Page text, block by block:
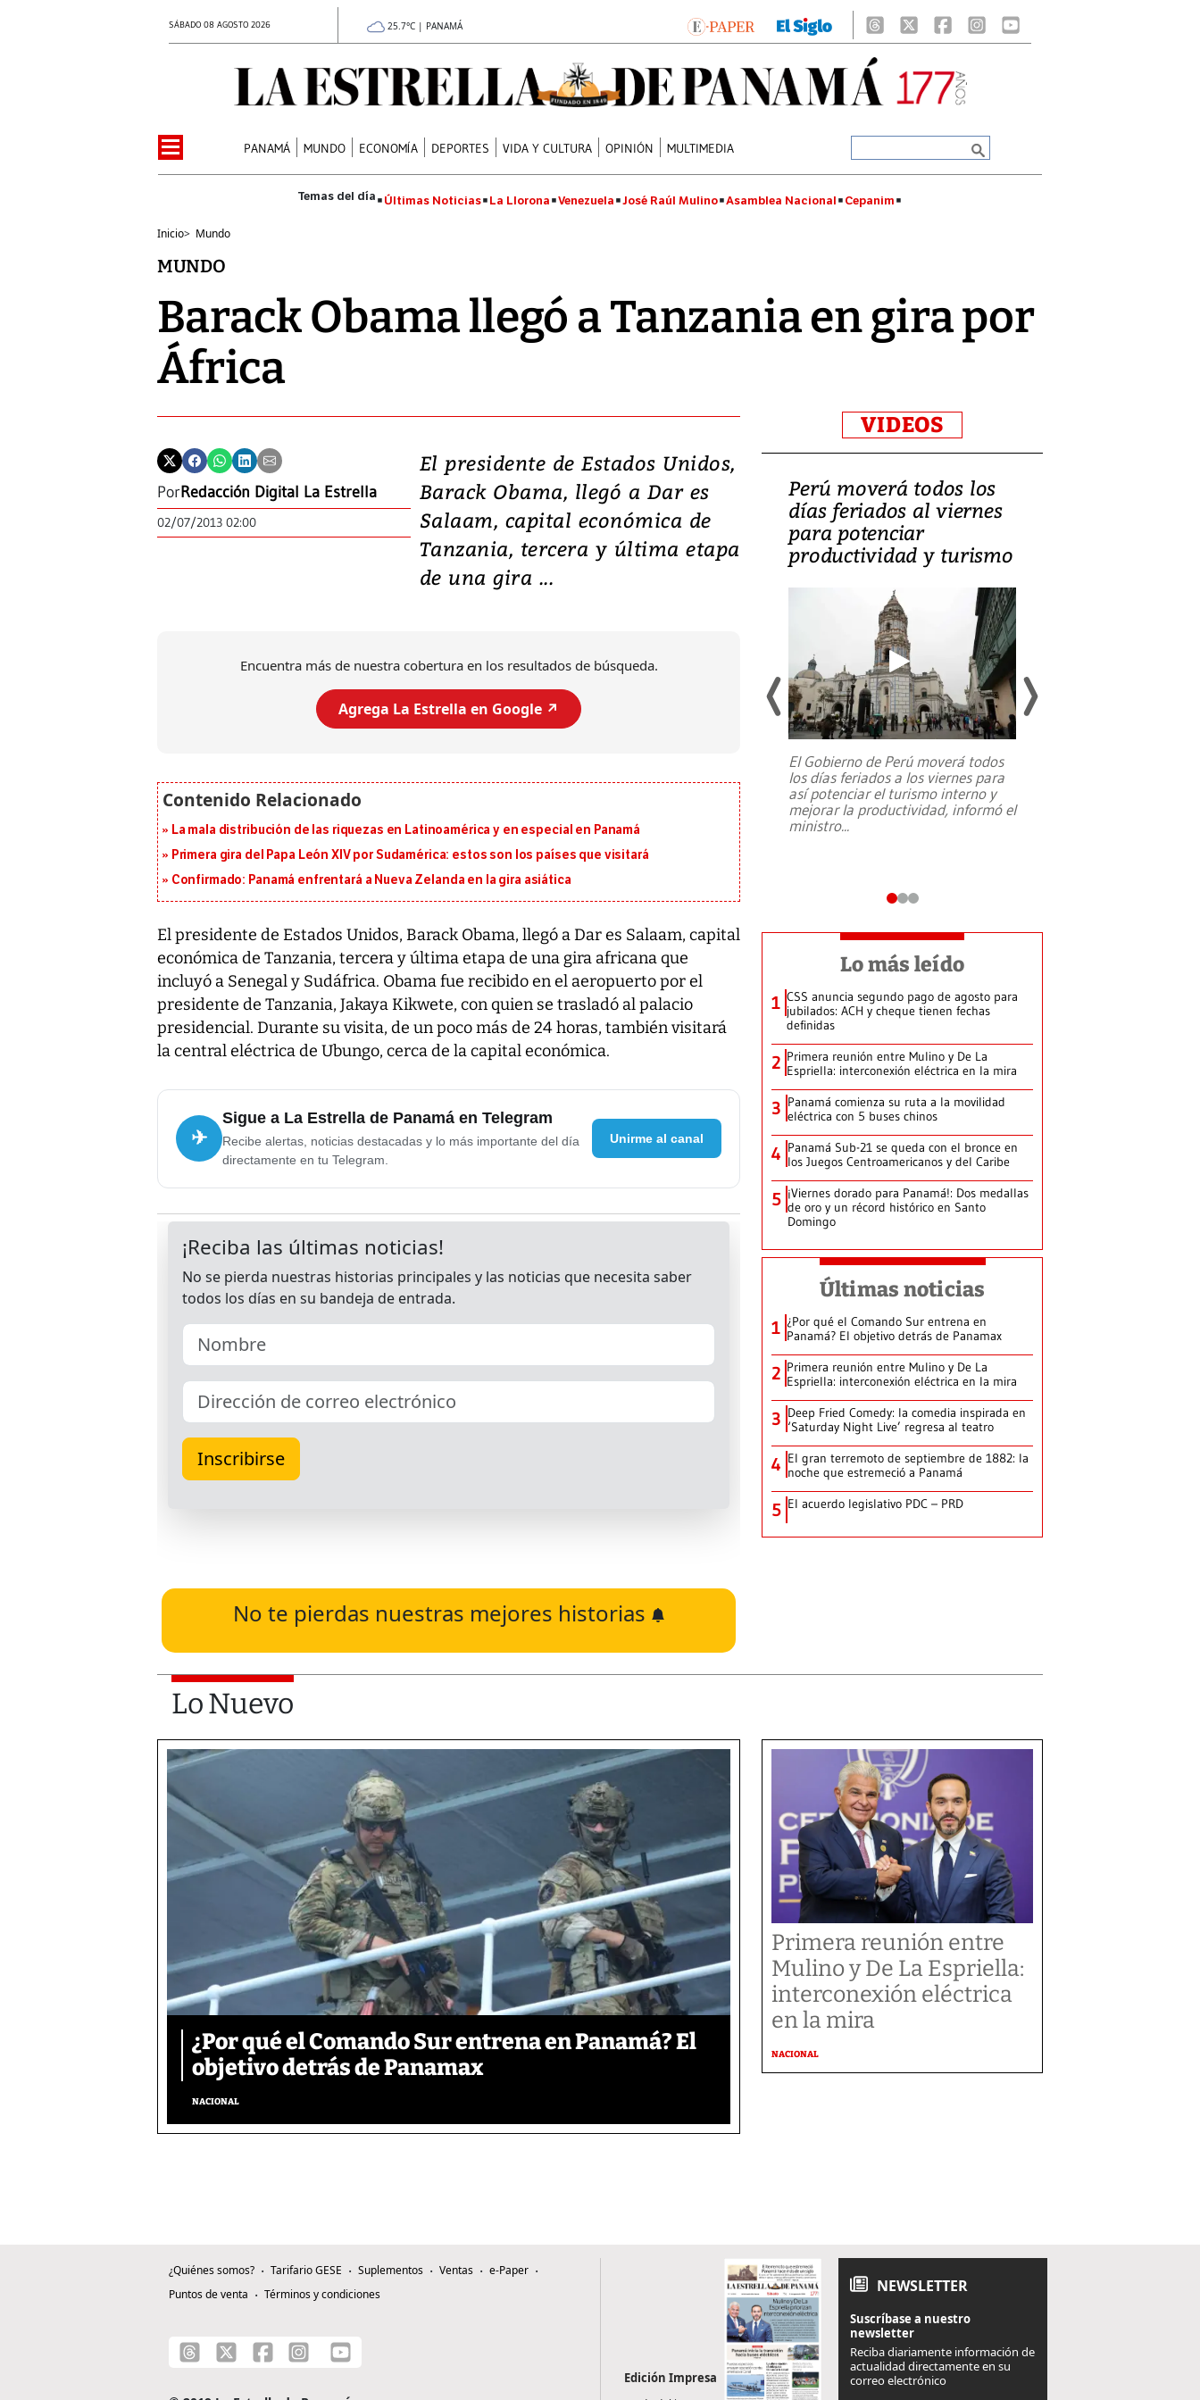
SÁBADO 08 AGOSTO 2026 25.7°C | PANAMÁ
PANAMÁ MUNDO ECONOMÍA DEPORTES VIDA Y CULTURA OPINIÓN MULTIMEDIA
Últimas Noticias La Llorona Venezuela José Raúl Mulino Asamblea Nacional Cepanim
Inicio> Mundo
MUNDO
Barack Obama llegó a Tanzania en gira por
África
PorRedacción Digital La Estrella
02/07/2013 02:00
El presidente de Estados Unidos,
Barack Obama, llegó a Dar es
Salaam, capital económica de
Tanzania, tercera y última etapa
de una gira ...
Encuentra más de nuestra cobertura en los resultados de búsqueda.
Agrega La Estrella en Google ↗️
La mala distribución de las riquezas en Latinoamérica y en especial en Panamá
Primera gira del Papa León XIV por Sudamérica: estos son los países que visitará
Confirmado: Panamá enfrentará a Nueva Zelanda en la gira asiática
El presidente de Estados Unidos, Barack Obama, llegó a Dar es Salaam, capital
económica de Tanzania, tercera y última etapa de una gira africana que
incluyó a Senegal y Sudáfrica. Obama fue recibido en el aeropuerto por el
presidente de Tanzania, Jakaya Kikwete, con quien se trasladó al palacio
presidencial. Durante su visita, de un poco más de 24 horas, también visitará
la central eléctrica de Ubungo, cerca de la capital económica.
✈
Sigue a La Estrella de Panamá en Telegram
Recibe alertas, noticias destacadas y lo más importante del día
directamente en tu Telegram.
Unirme al canal
No te pierdas nuestras mejores historias
VIDEOS
Video: Lula lanza su
candidatura con
promesas de inversión
en defensa, educación y
tierras raras
Entre recuerdos y escuetas
da Silva, oficializó este domingo su
candidatura...
Perú moverá todos los
días feriados al viernes
para potenciar
productividad y turismo
El Gobierno de Perú moverá todos
los días feriados a los viernes para
así potenciar el turismo interno y
mejorar la productividad, informó el
ministro...
Lo más leído
1 CSS anuncia segundo pago de agosto para
jubilados: ACH y cheque tienen fechas
definidas
2 Primera reunión entre Mulino y De La
Espriella: interconexión eléctrica en la mira
3 Panamá comienza su ruta a la movilidad
eléctrica con 5 buses chinos
4 Panamá Sub-21 se queda con el bronce en
los Juegos Centroamericanos y del Caribe
5 ¡Viernes dorado para Panamá!: Dos medallas
de oro y un récord histórico en Santo
Domingo
Últimas noticias
1 ¿Por qué el Comando Sur entrena en
Panamá? El objetivo detrás de Panamax
2 Primera reunión entre Mulino y De La
Espriella: interconexión eléctrica en la mira
3 Deep Fried Comedy: la comedia inspirada en
‘Saturday Night Live’ regresa al teatro
4 El gran terremoto de septiembre de 1882: la
noche que estremeció a Panamá
5 El acuerdo legislativo PDC – PRD
Lo Nuevo
¿Por qué el Comando Sur entrena en Panamá? El
objetivo detrás de Panamax
NACIONAL
Primera reunión entre
Mulino y De La Espriella:
interconexión eléctrica
en la mira
NACIONAL
¿Quiénes somos? Tarifario GESE Suplementos Ventas
e-Paper
Puntos de venta
Términos y condiciones
Edición Impresa
NEWSLETTER
Suscríbase a nuestro
newsletter
Reciba diariamente información de
actualidad directamente en su
correo electrónico